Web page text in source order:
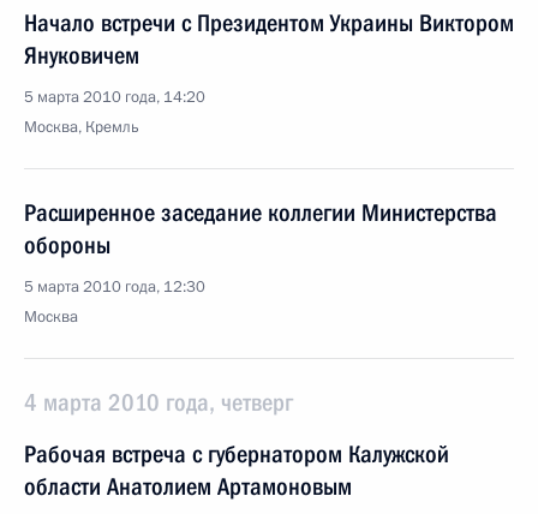
Начало встречи с Президентом Украины Виктором
Януковичем
5 марта 2010 года, 14:20
Москва, Кремль
Расширенное заседание коллегии Министерства
обороны
5 марта 2010 года, 12:30
Москва
4 марта 2010 года, четверг
Рабочая встреча с губернатором Калужской
области Анатолием Артамоновым